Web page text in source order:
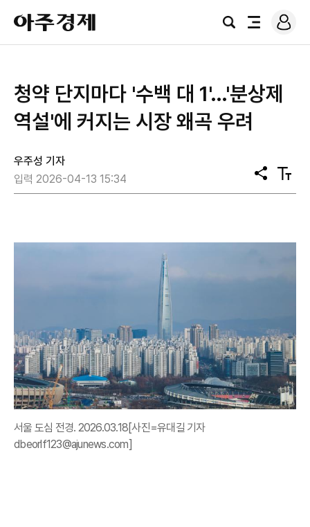
아
주
경
검
전
로
그
청약 단지마다 '수백 대 1'…'분상제
역설'에 커지는 시장 왜곡 우려
우주성 기자
입력 2026-04-13 15:34
공
유
텍
스
서울 도심 전경. 2026.03.18[사진=유대길 기자
dbeorlf123@ajunews.com]